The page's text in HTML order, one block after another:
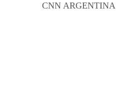
CNN ARGENTINA